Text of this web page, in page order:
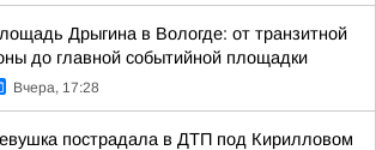
Дрыгина в Вологде: от транзитной
до главной событийной площадки
Вчера, 17:28
пострадала в ДТП под Кирилловом